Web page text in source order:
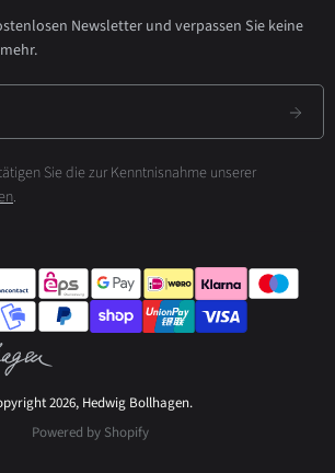
Newsletter und verpassen Sie keine
Sie die zur Kenntnisnahme unserer
.
2026, Hedwig Bollhagen.
Powered by Shopify